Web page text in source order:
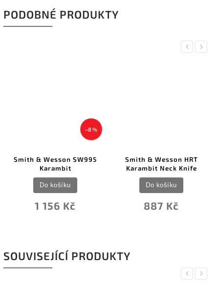
PODOBNÉ PRODUKTY
Previous
–8 %
Smith & Wesson SW995
Karambit
1 156 Kč
Do košíku
Smith & Wesson HRT
Karambit Neck Knife
887 Kč
Do košíku
Next
SOUVISEJÍCÍ PRODUKTY
Previous
Next